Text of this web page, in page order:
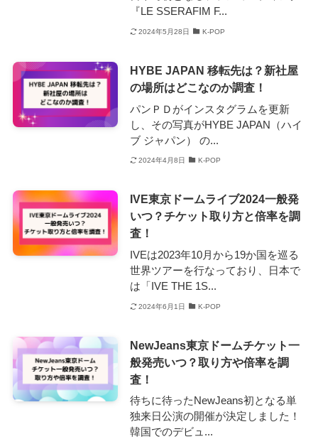
『LE SSERAFIM F...
2024年5月28日 K-POP
HYBE JAPAN 移転先は？新社屋
の場所はどこなのか調査！
パンＰＤがインスタグラムを更新
し、その写真がHYBE JAPAN（ハイ
ブ ジャパン） の...
2024年4月8日 K-POP
IVE東京ドームライブ2024一般発
いつ？チケット取り方と倍率を調
査！
IVEは2023年10月から19か国を巡る
世界ツアーを行なっており、日本で
は「IVE THE 1S...
2024年6月1日 K-POP
NewJeans東京ドームチケット一
般発売いつ？取り方や倍率を調
査！
待ちに待ったNewJeans初となる単
独来日公演の開催が決定しました！
韓国でのデビュ...